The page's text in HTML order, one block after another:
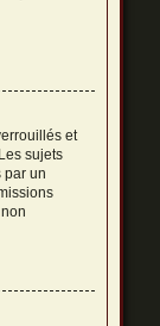
et
sujets
par un